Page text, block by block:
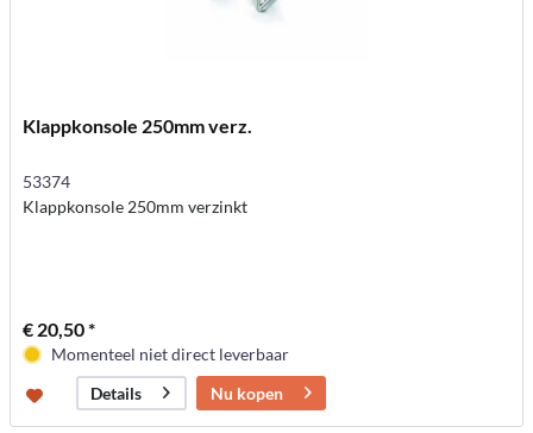
Klappkonsole 250mm verz.
53374
Klappkonsole 250mm verzinkt
€ 20,50 *
Momenteel niet direct leverbaar
Details
Nu kopen